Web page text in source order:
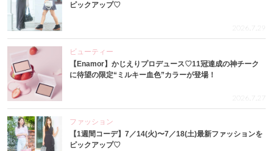
ピックアップ♡
2026.7.29
ビューティー
【Enamor】かじえりプロデュース♡11冠達成の神チーク
に待望の限定“ミルキー血色”カラーが登場！
2026.7.27
ファッション
【1週間コーデ】7／14(火)〜7／18(土)最新ファッションを
ピックアップ♡